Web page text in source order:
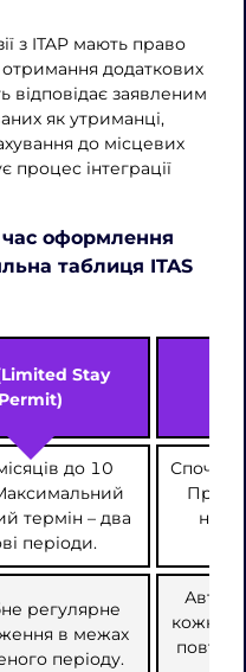
з ITAP мають право
додаткових
відповідає заявленим
як утриманці,
до місцевих
процес інтеграції
час оформлення
таблиця ITAS
Stay
Permit)
до 10
термін – два
періоди.
регулярне
в межах
періоду.
кожні 5